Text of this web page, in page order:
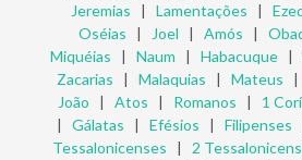
Jeremias | Lamentações |
Oséias | Joel | Amós |
Miquéias | Naum | Habacuque|
Zacarias | Malaquias | Mateus |
João | Atos | Romanos | 1
| Gálatas | Efésios | Filipenses
Tessalonicenses | 2